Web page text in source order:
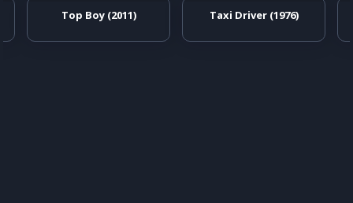
Top Boy (2011) Taxi Driver (1976)